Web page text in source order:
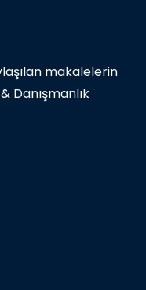
makalelerin
Danışmanlık